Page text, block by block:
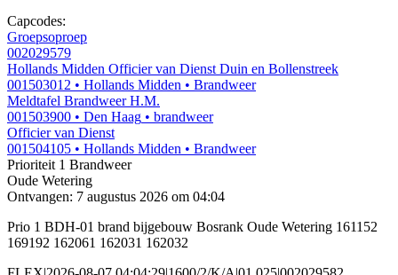
Capcodes:
Groepsoproep
002029579
Hollands Midden Officier van Dienst Duin en Bollenstreek
001503012 • Hollands Midden • Brandweer
Meldtafel Brandweer H.M.
001503900 • Den Haag • brandweer
Officier van Dienst
001504105 • Hollands Midden • Brandweer
Prioriteit 1 Brandweer
Oude Wetering
Ontvangen: 7 augustus 2026 om 04:04
Prio 1 BDH-01 brand bijgebouw Bosrank Oude Wetering 161152
169192 162061 162031 162032